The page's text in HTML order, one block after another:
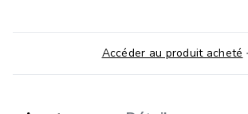
- La science des tunnels de vente
Accéder au produit acheté